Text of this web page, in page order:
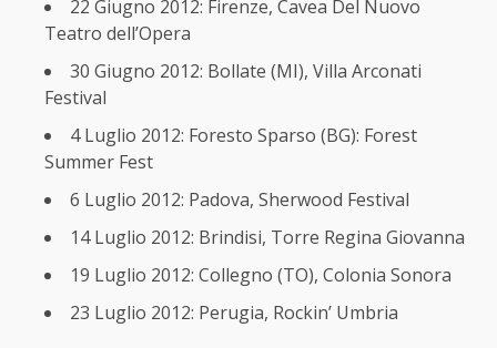
22 Giugno 2012: Firenze, Cavea Del Nuovo
Teatro dell’Opera
30 Giugno 2012: Bollate (MI), Villa Arconati
Festival
4 Luglio 2012: Foresto Sparso (BG): Forest
Summer Fest
6 Luglio 2012: Padova, Sherwood Festival
14 Luglio 2012: Brindisi, Torre Regina Giovanna
19 Luglio 2012: Collegno (TO), Colonia Sonora
23 Luglio 2012: Perugia, Rockin’ Umbria